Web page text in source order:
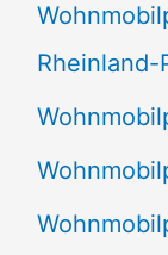
Rheinland-